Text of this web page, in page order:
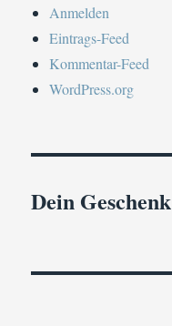
Anmelden
Eintrags-Feed
Kommentar-Feed
WordPress.org
Dein Geschenk